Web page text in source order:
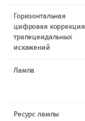
Горизонтальная
цифровая коррекция
трапецеидальных
искажений
Лампа
Ресурс лампы